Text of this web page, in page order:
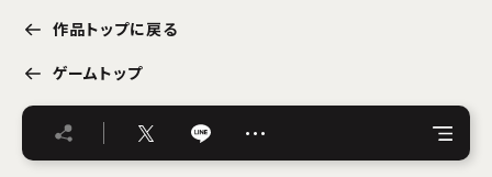
作品トップに戻る
ゲームトップ
…